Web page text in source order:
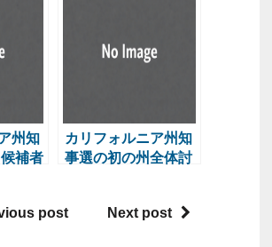
州知
補者
カリフォルニア州知
事選の初の州全体討
post Next post